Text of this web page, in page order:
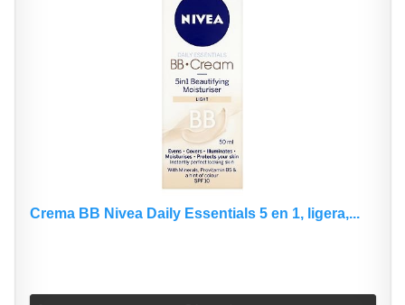
Crema BB Nivea Daily Essentials 5 en 1, ligera,...